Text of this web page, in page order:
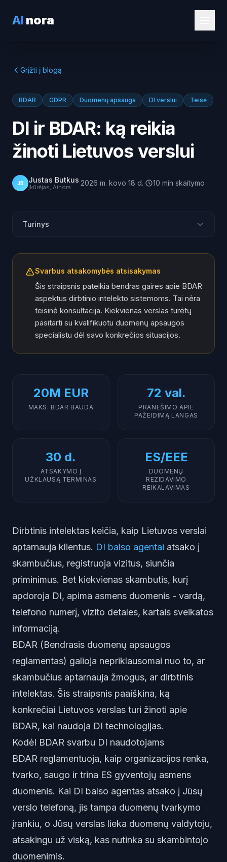
AI nora
Grįžti į blogą
BDAR GDPR Duomenų apsauga DI verslui Teisė
DI ir BDAR: ką reikia
žinoti Lietuvos verslui
JB Justas Butkus
Įkūrėjas, Ainora ·2026 m. kovo 18 d.· 10 min skaitymo
Turinys
Duomenų rezidavimas: kur saugomi duomenys
Sutikimo reikalavimai
VDAI vykdymas Lietuvoje
Praktiniai žingsniai atitikčiai
Klausimai DI tiekėjui
Svarbus atsakomybės atsisakymas
Šis straipsnis pateikia bendras gaires apie BDAR
aspektus dirbtinio intelekto sistemoms. Tai nėra
teisinė konsultacija. Kiekvienas verslas turėtų
pasitarti su kvalifikuotu duomenų apsaugos
specialistu dėl savo konkrečios situacijos.
20M EUR
MAKS. BDAR BAUDA
72 val.
PRANEŠIMO APIE
PAŽEIDIMĄ LANGAS
30 d.
ATSAKYMO Į
UŽKLAUSĄ TERMINAS
ES/EEE
DUOMENŲ
REZIDAVIMO
REIKALAVIMAS
Dirbtinis intelektas keičia, kaip Lietuvos verslai
aptarnauja klientus. DI balso agentai atsako į
skambučius, registruoja vizitus, siunčia
priminimus. Bet kiekvienas skambutis, kurį
apdoroja DI, apima asmens duomenis - vardą,
telefono numerį, vizito detales, kartais sveikatos
informaciją.
BDAR (Bendrasis duomenų apsaugos
reglamentas) galioja nepriklausomai nuo to, ar
skambučius aptarnauja žmogus, ar dirbtinis
intelektas. Šis straipsnis paaiškina, ką
konkrečiai Lietuvos verslas turi žinoti apie
BDAR, kai naudoja DI technologijas.
Kodėl BDAR svarbu DI naudotojams
BDAR reglamentuoja, kaip organizacijos renka,
tvarko, saugo ir trina ES gyventojų asmens
duomenis. Kai DI balso agentas atsako į Jūsų
verslo telefoną, jis tampa duomenų tvarkymo
įrankiu, o Jūsų verslas lieka duomenų valdytoju,
atsakingu už viską, kas nutinka su skambintojo
duomenimis.